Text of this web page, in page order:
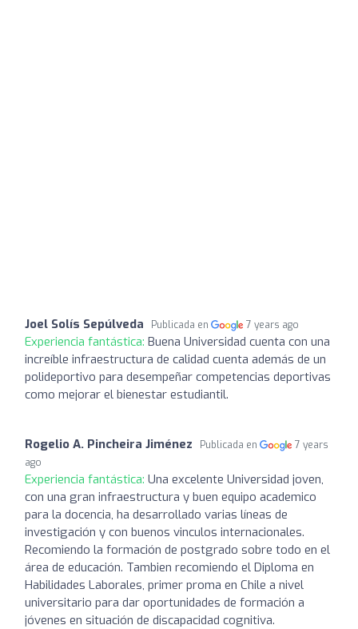
Joel Solís Sepúlveda Publicada en 7 years ago
Experiencia fantástica: Buena Universidad cuenta con una
increíble infraestructura de calidad cuenta además de un
polideportivo para desempeñar competencias deportivas
como mejorar el bienestar estudiantil.
Rogelio A. Pincheira Jiménez Publicada en
7 years
ago
Experiencia fantástica: Una excelente Universidad joven,
con una gran infraestructura y buen equipo academico
para la docencia, ha desarrollado varias líneas de
investigación y con buenos vinculos internacionales.
Recomiendo la formación de postgrado sobre todo en el
área de educación. Tambien recomiendo el Diploma en
Habilidades Laborales, primer proma en Chile a nivel
universitario para dar oportunidades de formación a
jóvenes en situación de discapacidad cognitiva.